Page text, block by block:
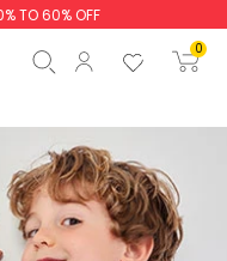
TO 60% OFF
0
€0.00